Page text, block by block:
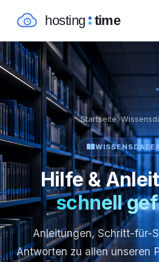
Startseite
Hilfe &
schnell
Anleitungen, Schritt-für-
Antworten zu allen unseren